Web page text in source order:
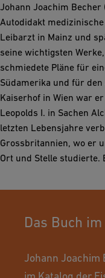
Johann Joachim
Autodidakt
Leibarzt in Mainz und
seine wichtigsten
schmiedete Pläne für
Südamerika und für
Kaiserhof in Wien war
Leopolds I. in Sachen
letzten Lebensjahre
Grossbritannien, wo er
Ort und Stelle studierte.
Das Buch im
Johann Joachim